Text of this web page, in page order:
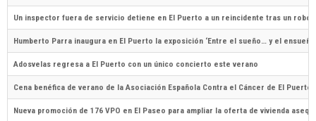
Un inspector fuera de servicio detiene en El Puerto a un reincidente tras un robo
Humberto Parra inaugura en El Puerto la exposición ‘Entre el sueño… y el ensueño’
Adosvelas regresa a El Puerto con un único concierto este verano
Cena benéfica de verano de la Asociación Española Contra el Cáncer de El Puerto
Nueva promoción de 176 VPO en El Paseo para ampliar la oferta de vivienda